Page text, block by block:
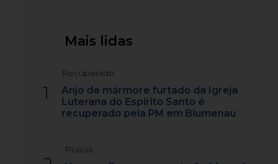
Mais lidas
1
Recuperado
Anjo de mármore furtado da Igreja
Luterana do Espírito Santo é
recuperado pela PM em Blumenau
Polícia